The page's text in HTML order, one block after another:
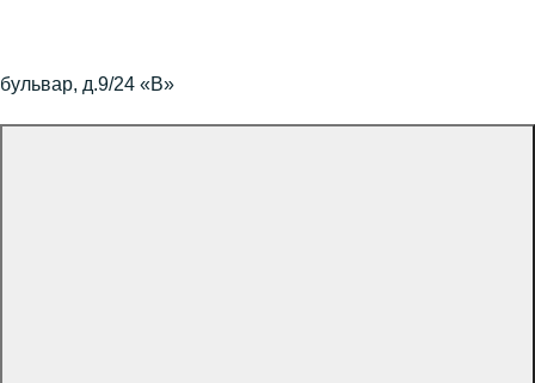
бульвар, д.9/24 «В»